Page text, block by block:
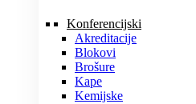
Konferencijski
Akreditacije
Blokovi
Brošure
Kape
Kemijske